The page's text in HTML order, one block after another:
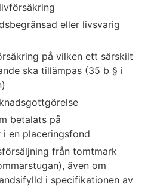
eller livsvarig
på vilken ett särskilt
ska tillämpas (35 b § i
betalats på
i en placeringsfond
från tomtmark
även om
i specifikationen av